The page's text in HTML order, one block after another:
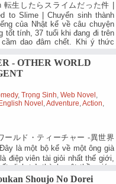
転生したらスライムだった件 |
to Slime | Chuyển sinh thành
của Nhật kể về câu chuyện
tốt tính, 37 tuổi khi đang đi trên
dao đâm chết. Khi ý thức
- OTHER WORLD
,Trọng Sinh ,Web Novel
Novel ,Adventure ,Action
ールド・ティーチャー -異世界
là một bộ kể về một ông già
điệp viên tài giỏi nhất thế giới,
định trở thành một thầy giáo,
trẻ tuổi để nối…Chi Tiết.
Shoujo No Dorei